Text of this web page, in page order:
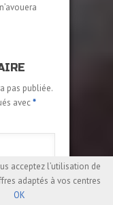
pas publiée.
avec*
acceptez l’utilisation de
adaptés à vos centres
OK